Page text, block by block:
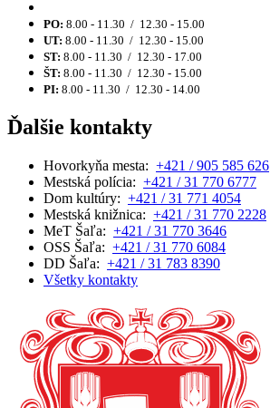
PO: 8.00 - 11.30 / 12.30 - 15.00
UT: 8.00 - 11.30 / 12.30 - 15.00
ST: 8.00 - 11.30 / 12.30 - 17.00
ŠT: 8.00 - 11.30 / 12.30 - 15.00
PI: 8.00 - 11.30 / 12.30 - 14.00
Ďalšie kontakty
Hovorkyňa mesta: +421 / 905 585 626
Mestská polícia: +421 / 31 770 6777
Dom kultúry: +421 / 31 771 4054
Mestská knižnica: +421 / 31 770 2228
MeT Šaľa: +421 / 31 770 3646
OSS Šaľa: +421 / 31 770 6084
DD Šaľa: +421 / 31 783 8390
Všetky kontakty